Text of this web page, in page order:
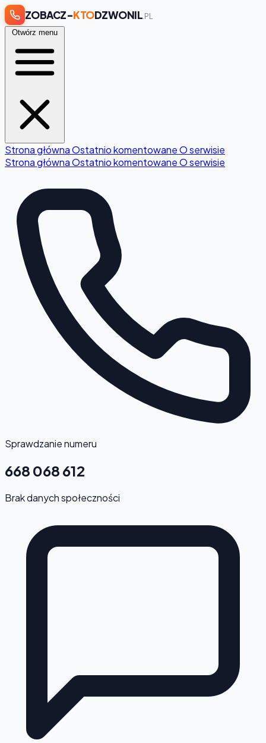
ZOBACZ-KTODZWONIL .PL
Otwórz menu
Strona głównaOstatnio komentowaneO serwisie
Strona głównaOstatnio komentowaneO serwisie
Sprawdzanie numeru
668 068 612
Brak danych społeczności